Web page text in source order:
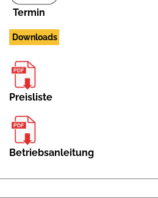
Termin
Downloads
Preisliste
Betriebsanleitung